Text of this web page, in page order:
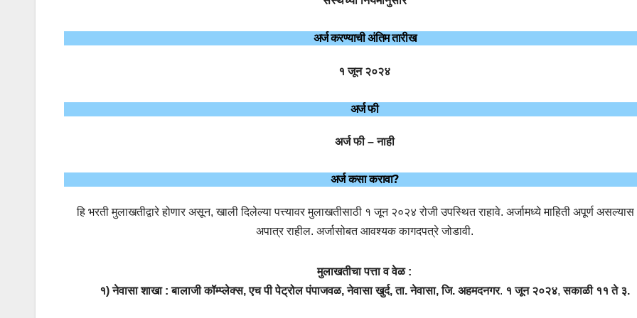
अर्ज करण्याची अंतिम तारीख
१ जून २०२४
अर्ज फी
अर्ज फी – नाही
अर्ज कसा करावा?
हि भरती मुलाखतीद्वारे होणार असून, खाली दिलेल्या पत्त्यावर मुलाखतीसाठी १ जून २०२४ रोजी उपस्थित राहावे. अर्जामध्ये माहिती अपूर्ण असल्यास
अपात्र राहील. अर्जासोबत आवश्यक कागदपत्रे जोडावी.
मुलाखतीचा पत्ता व वेळ :
१) नेवासा शाखा : बालाजी कॉम्प्लेक्स, एच पी पेट्रोल पंपाजवळ, नेवासा खुर्द, ता. नेवासा, जि. अहमदनगर. १ जून २०२४,सकाळी ११ ते ३.